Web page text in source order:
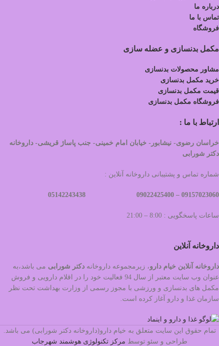
درباره ما
تماس با ما
فروشگاه
مکمل بدنسازی و عضله سازی
مشاور محصولات بدنسازی
خرید مکمل بدنسازی
قیمت مکمل بدنسازی
فروشگاه مکمل بدنسازی
ارتباط با ما :
خراسان رضوی- نیشابور- خیابان امام خمینی- جنب پاساژ قریشی- داروخانه
دکتر شورابی
شماره تماس و پشتیبانی داروخانه آنلاین :
09157023060 –
ساعات پاسخگویی : 8:00 – 21:00
داروخانه آنلاین
داروخانه آنلاین خیام دارو، زیرمجموعه داروخانه دکتر شورابی می باشد،به
عنوان وب سایت معتبر از سال 94 فعالیت خود را در اقلام دارویی و فروش
مکمل های بدنسازی و ورزشی با مجوز رسمی از وزارت بهداشت تحت نظر
سازمان غذا و دارو آغاز کرده است.
تمام حقوق این سایت متعلق به خیام دارو(داروخانه دکتر شورابی) می باشد.
طراحی و سئو توسط مرکز تکنولوژی هوشمند شهرجاب